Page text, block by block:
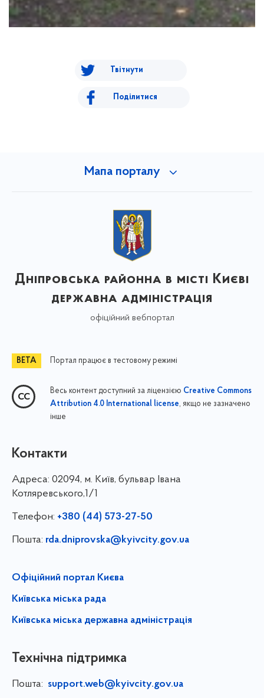
Твітнути
Поділитися
Мапа порталу
Дніпровська районна в місті Києві
державна адміністрація
офіційний вебпортал
Портал працює в тестовому режимі
Весь контент доступний за ліцензією Creative Commons
Attribution 4.0 International license, якщо не зазначено
інше
Контакти
Адреса: 02094, м. Київ, бульвар Івана
Котляревського,1/1
Телефон: +380 (44) 573-27-50
Пошта: rda.dniprovska@kyivcity.gov.ua
Офіційний портал Києва
Київська міська рада
Київська міська державна адміністрація
Технічна підтримка
Пошта: support.web@kyivcity.gov.ua